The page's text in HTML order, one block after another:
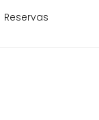
Reservas